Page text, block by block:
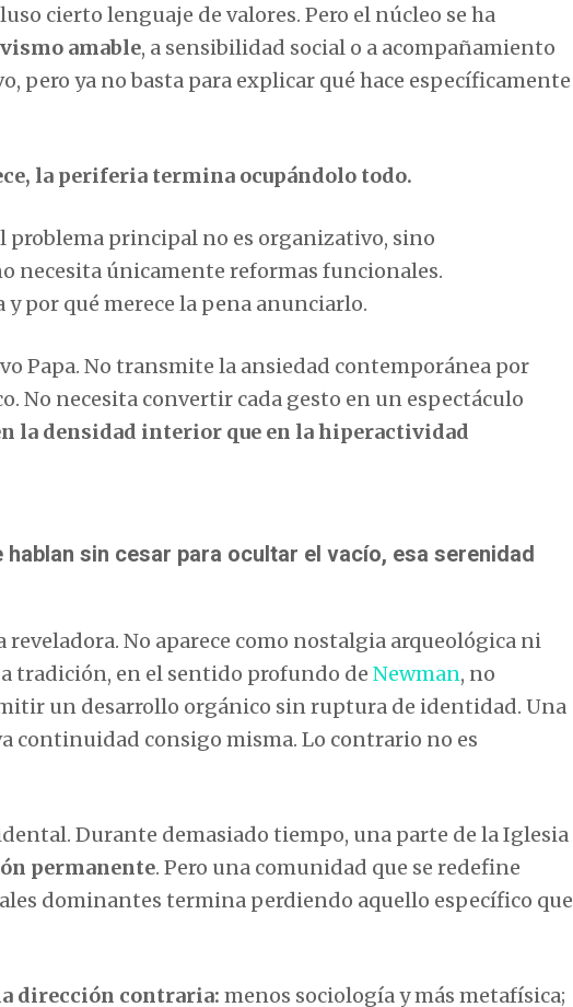
cierto lenguaje de valores. Pero el núcleo se ha
amable, a sensibilidad social o a acompañamiento
pero ya no basta para explicar qué hace específicamente
la periferia termina ocupándolo todo.
problema principal no es organizativo, sino
necesita únicamente reformas funcionales.
por qué merece la pena anunciarlo.
Papa. No transmite la ansiedad contemporánea por
No necesita convertir cada gesto en un espectáculo
la densidad interior que en la hiperactividad
sin cesar para ocultar el vacío, esa serenidad
No aparece como nostalgia arqueológica ni
tradición, en el sentido profundo de Newman, no
un desarrollo orgánico sin ruptura de identidad. Una
continuidad consigo misma. Lo contrario no es
Durante demasiado tiempo, una parte de la Iglesia
permanente. Pero una comunidad que se redefine
dominantes termina perdiendo aquello específico que
dirección contraria: menos sociología y más metafísica;